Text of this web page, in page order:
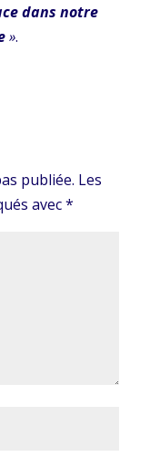
dans notre
».
publiée. Les
avec*